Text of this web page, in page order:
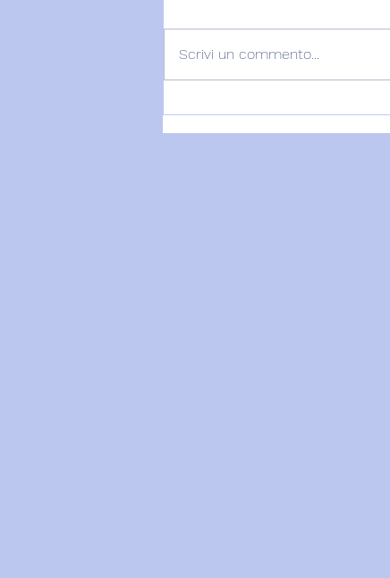
Scrivi un commento...